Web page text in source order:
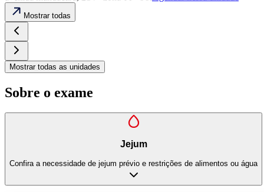
Mostrar todas
Mostrar todas as unidades
Sobre o exame
Jejum
Confira a necessidade de jejum prévio e restrições de alimentos ou água